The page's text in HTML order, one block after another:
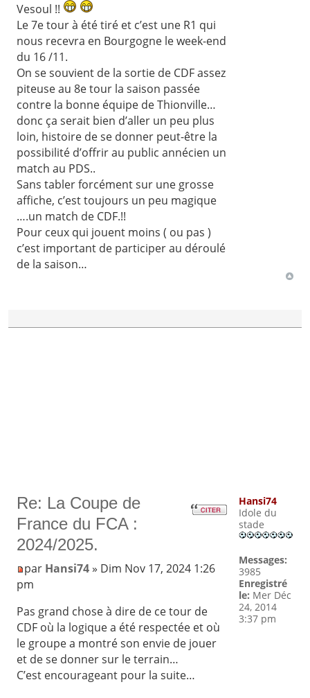
Vesoul !!
Le 7e tour à été tiré et c’est une R1 qui
nous recevra en Bourgogne le week-end
du 16 /11.
On se souvient de la sortie de CDF assez
piteuse au 8e tour la saison passée
contre la bonne équipe de Thionville…
donc ça serait bien d’aller un peu plus
loin, histoire de se donner peut-être la
possibilité d’offrir au public annécien un
match au PDS..
Sans tabler forcément sur une grosse
affiche, c’est toujours un peu magique
….un match de CDF.!!
Pour ceux qui jouent moins ( ou pas )
c’est important de participer au déroulé
de la saison…
Re: La Coupe de
France du FCA :
2024/2025.
par Hansi74» Dim Nov 17, 2024 1:26
pm
Pas grand chose à dire de ce tour de
CDF où la logique a été respectée et où
le groupe a montré son envie de jouer
et de se donner sur le terrain…
C’est encourageant pour la suite…
Hansi74
Idole du
stade
Messages:
3985
Enregistré
le: Mer Déc
24, 2014
3:37 pm